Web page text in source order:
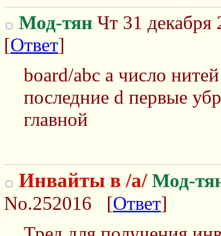
Мод-тян Чт 31 декабря
[Ответ]
board/abc a число
последние d первые
главной
Инвайты в /a/ Мод-
No.252016 [Ответ]